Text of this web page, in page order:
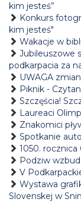
kim jesteś”
Konkurs
kim jesteś"
Wakacje w
Jubileuszowe
podkarpacia za
UWAGA
Piknik -
Szczęścia!
Laureaci
Znakomici
Spotkanie
1050.
Podziw
V
Wystawa
Slovenskej w